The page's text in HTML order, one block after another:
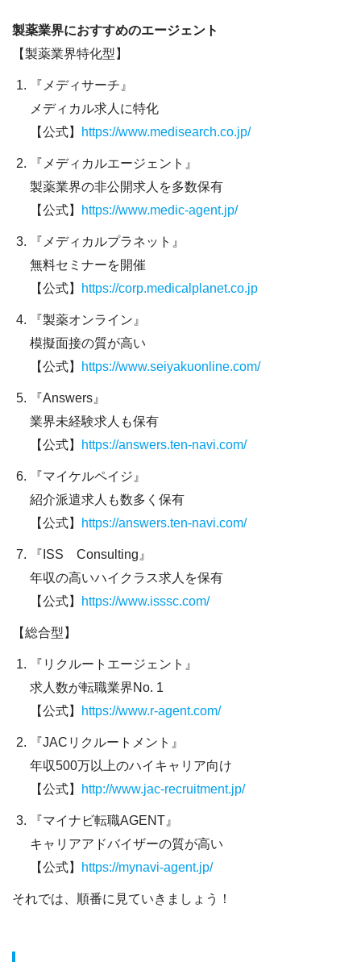
製薬業界におすすめのエージェント
【製薬業界特化型】
『メディサーチ』
メディカル求人に特化
【公式】 https://www.medisearch.co.jp/
『メディカルエージェント』
製薬業界の非公開求人を多数保有
【公式】 https://www.medic-agent.jp/
『メディカルプラネット』
無料セミナーを開催
【公式】 https://corp.medicalplanet.co.jp
『製薬オンライン』
模擬面接の質が高い
【公式】 https://www.seiyakuonline.com/
『Answers』
業界未経験求人も保有
【公式】 https://answers.ten-navi.com/
『 マイケルペイジ』
紹介派遣求人も数多く保有
【公式】 https://answers.ten-navi.com/
『ISS Consulting』
年収の高いハイクラス求人を保有
【公式】 https://www.isssc.com/
【総合型】
『リクルートエージェント』
求人数が転職業界No. 1
【公式】 https://www.r-agent.com/
『JACリクルートメント』
年収500万以上のハイキャリア向け
【公式】 http://www.jac-recruitment.jp/
『マイナビ転職AGENT』
キャリアアドバイザーの質が高い
【公式】 https://mynavi-agent.jp/
それでは、順番に見ていきましょう！